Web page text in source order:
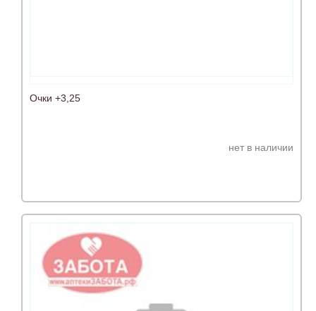
Очки +3,25
нет в наличии